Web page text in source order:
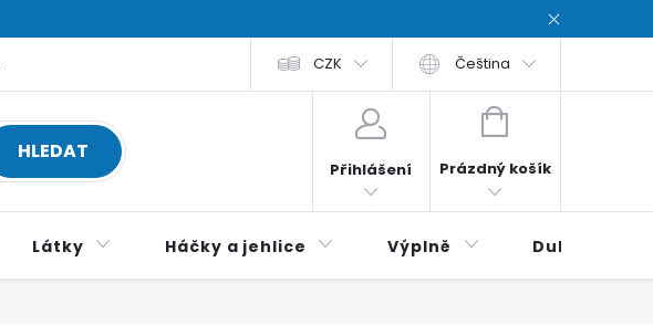
Všeobecné obchodní podmínky Zásady ochrana osobních údajů / Privacy
CZK Čeština
HLEDAT
Přihlášení
NÁKUPNÍ
Prázdný košík
Látky Háčky a jehlice Výplně Duhová